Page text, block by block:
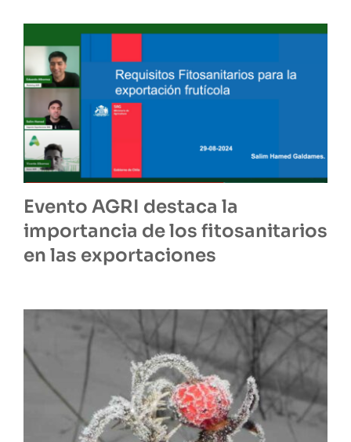
Evento AGRI destaca la
importancia de los fitosanitarios
en las exportaciones